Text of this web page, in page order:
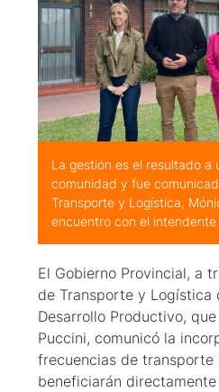
La gestión es el resultado a
comunidad y fue
Transporte y Logística,
encuentro con el intendente
El Gobierno Provincial, a
de Transporte y Logística
Desarrollo Productivo,
Puccini, comunicó la
frecuencias de transporte
beneficiarán